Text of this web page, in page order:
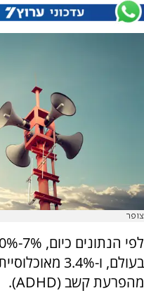
צופר
בעולם, ו-3.4%
מהפרעת קשב (ADHD).